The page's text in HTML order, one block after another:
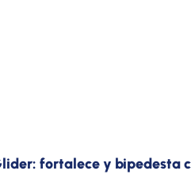
fortalece y bipedesta